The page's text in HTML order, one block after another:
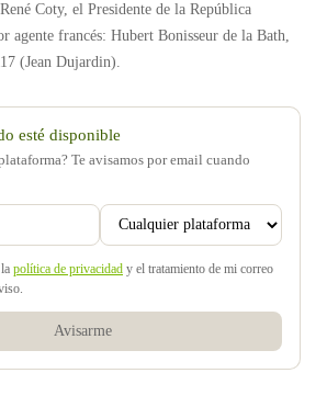
Coty, el Presidente de la República
agente francés: Hubert Bonisseur de la Bath,
(Jean Dujardin).
esté disponible
Te avisamos por email cuando
política de privacidad y el tratamiento de mi correo
Avisarme